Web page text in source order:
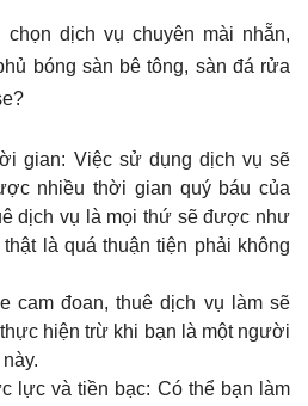
dịch vụ chuyên mài nhẵn,
bóng sàn bê tông, sàn đá rửa
gian: Việc sử dụng dịch vụ sẽ
nhiều thời gian quý báu của
dịch vụ là mọi thứ sẽ được như
là quá thuận tiện phải không
cam đoan, thuê dịch vụ làm sẽ
hiện trừ khi bạn là một người
lực và tiền bạc: Có thể bạn làm